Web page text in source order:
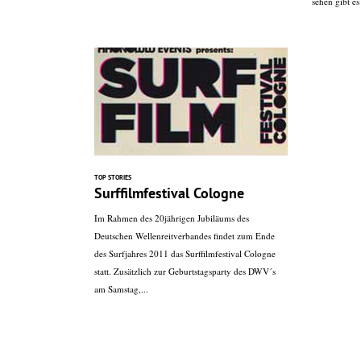
TOP STORIES
Surffilmfestival Cologne
Im Rahmen des 20jährigen Jubiläums des
Deutschen Wellenreitverbandes findet zum Ende
des Surfjahres 2011 das Surffilmfestival Cologne
statt. Zusätzlich zur Geburtstagsparty des DWV´s
am Samstag,...